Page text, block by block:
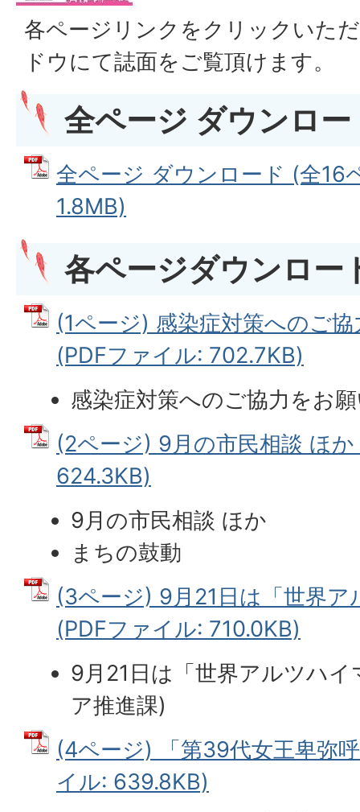
各ページリンクをクリックいた
ドウにて誌面をご覧頂けます。
全ページ ダウンロ
全ページ ダウンロード (全16
1.8MB)
各ページダウンロー
(1ページ) 感染症対策へのご
(PDFファイル: 702.7KB)
感染症対策へのご協力をお
(2ページ) 9月の市民相談 ほ
624.3KB)
9月の市民相談 ほか
まちの鼓動
(3ページ) 9月21日は「世界ア
(PDFファイル: 710.0KB)
9月21日は「世界アルツハ
ア推進課)
(4ページ) 「第39代女王卑弥
イル: 639.8KB)